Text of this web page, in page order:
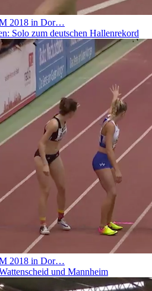
2018 in Dor…
Solo zum deutschen Hallenrekord
2018 in Dor…
und Mannheim